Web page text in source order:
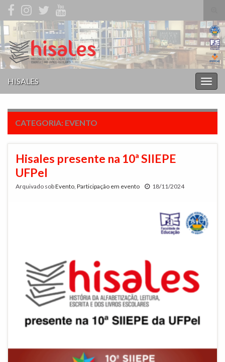
de
Search for:
HISALES
CATEGORIA: EVENTO
Hisales presente na 10ª SIIEPE
UFPel
Arquivado sobEvento Participação em evento 18/11/2024